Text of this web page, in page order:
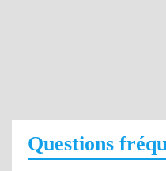
Questions